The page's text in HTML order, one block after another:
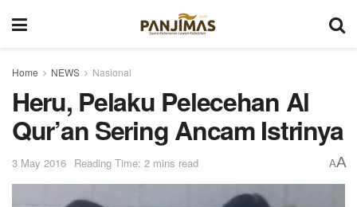
Home NEWS Nasional
Heru, Pelaku Pelecehan Al
Qur’an Sering Ancam Istrinya
3 May 2016 Reading Time: 2 mins read AA